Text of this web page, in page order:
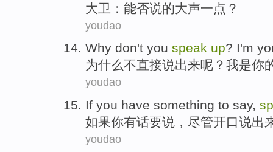
大卫 ： 能否说的大声一点 ？
youdao
Why don't you speak up? I'm
为什么不直接说出来呢？ 我是你
youdao
If you have something to say,
如果你有话要说 ， 尽管开口说出
youdao